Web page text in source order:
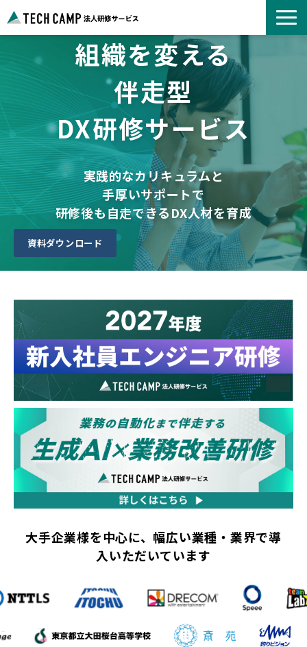
よくあるご質問
お知らせ
事例紹介一覧
コース一覧
選ばれる理由
パートナー募集
組織を変える
伴走型
DX研修サービス
実践的なカリキュラムと
手厚いサポートで
研修後も自走できるDX人材を育成
資料ダウンロード
大手企業様を中心に、幅広い業種・業界で導
入いただいています